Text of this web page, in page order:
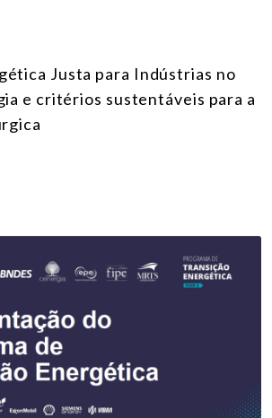
Justa para Indústrias no
e critérios sustentáveis para a